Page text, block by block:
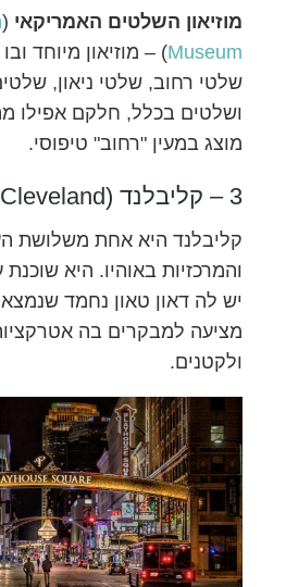
מוזיאון השלטים האמריקאי (
Museum) – מוזיאון מיוחד
שלטי רחוב, שלטי ניאון,
מוצג במעין "רחוב" טיפוסי.
3 – קליבלנד (Cleveland)
קליבלנד היא אחת משלושת
והמרכזיות באוהיו. היא
יש לה דאון טאון נחמד
מציעה למבקרים בה
ולקטנים.